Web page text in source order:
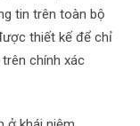
tin trên toàn bộ
thiết kế để chỉ
chính xác